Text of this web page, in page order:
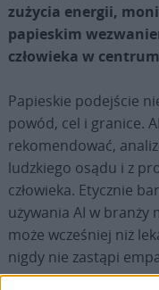
zużycia energii,
papieskim
człowieka w
Papieskie podejście
powód, cel i granice.
rekomendować,
ludzkiego osądu i z
człowieka. Etycznie
używania AI w branży
może wcześniej niż
nigdy nie zastąpi
moralnej.